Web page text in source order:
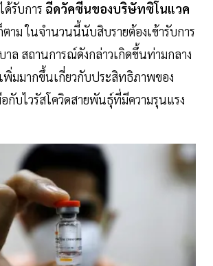
ด้รับการ ฉีดวัคซีนของบริษัทซิโนแวค
ตาม ในจำนวนนี้นับสิบรายต้องเข้ารับการ
าล สถานการณ์ดังกล่าวเกิดขึ้นท่ามกลาง
พิ่มมากขึ้นเกี่ยวกับประสิทธิภาพของ
กับไวรัสโควิดสายพันธุ์ที่มีความรุนแรง